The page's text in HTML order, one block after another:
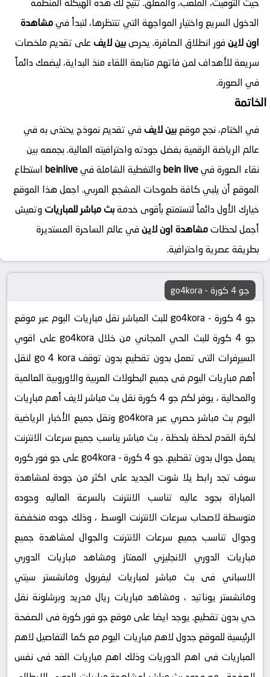
الدخول السريع واختيار المواجهة التي تنتظرها، لتبدأ فيمشاهدة
اون لاين فور انطلاق الصافرة. يحرصبين لايف على تقديم ملخصات
سريعة للأهداف لمن فاتهم متابعة اللقاء منذ البداية، ليضعك دائماً
في الصورة.
الخاتمة
في الختام، نجح موقعبين لايف في تقديم نموذج يحتذى به في
عالم الرياضة الرقمية بفضل جودته واحترافيته العالية. بجمعه بين
نقاء الصورة فيbein live والتغطية الشاملة فيbeinlive استطاع
الموقع أن يلبي كافة طموحات المشجع العربي. اجعل هذا الموقع
خيارك الأول دائماً لتستمتع بأقوى خدمةبث مباشر للمباريات وتعيش
أجمل لحظاتمشاهدة اون لاين في عالم الساحرة المستديرة
بطريقة عصرية واحترافية.
جو 4 كورة - go4kora
جو 4 كورة - go4kora للبث المباشر نقل مباريات اليوم عبر موقع
جو 4 كورة للبث الحي المجاني من خلال go4kora على اقوي
السيرفرات التى تعمل بدون تقطيع بدون توقف go 4 kora لنقل
أهم مباريات اليوم فى جميع البطولات العربية والاوروبية العالمية
والمحالية ، يوفر لكم جو 4 كورة نقل بث مباشر لايف أهم مباريات
اليوم بث مباشر حصري عبر go4kora ونقل جميع الأخبار الرياضية
لكرة القدم لحظة بلحظة ، بث مباشر يناسب جميع سرعات الانترنت
يعمل جوال بدون تقطيع. جو 4 كورة - go4kora على جو فور كوره
سوف تجد رابط يلا شوت الجديد على اكثر من جودة لمشاهدة
المباراة بجود عاليه تناسب الانترنت بالسرعة العاليه وجوده
متوسطة لاصحاب سرعات الانترنت الوسط ، وذلك جوده منخفضة
وجوال تناسب جميع سرعات الانترنت والجوال لمشاهدة جميع
مباريات الدوري الانجليزي الممتاز ومشاهد مباريات الدوري
الاسباني فى بث مباشر لمباريات ليفربول ومانشستر سيتي
ومانشستر يوناتيد ، ومشاهد مباريات ريال مدريد وبرشلونة نقل
حي بدون تقطيع. يوجد ايضا على موقع جو فور كورة فى الصفحة
الرئيسية للموقع جدول لاهم مباريات اليوم مع كما التفاصيل لاهم
المباريات فى اهم الدوريات وذلك اهم مباريات الغد فى نفس